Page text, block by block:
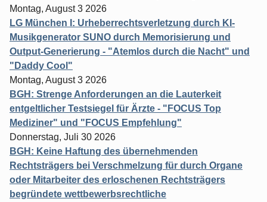
Montag, August 3 2026
LG München I: Urheberrechtsverletzung durch KI-
Musikgenerator SUNO durch Memorisierung und
Output-Generierung - "Atemlos durch die Nacht" und
"Daddy Cool"
Montag, August 3 2026
BGH: Strenge Anforderungen an die Lauterkeit
entgeltlicher Testsiegel für Ärzte - "FOCUS Top
Mediziner" und "FOCUS Empfehlung"
Donnerstag, Juli 30 2026
BGH: Keine Haftung des übernehmenden
Rechtsträgers bei Verschmelzung für durch Organe
oder Mitarbeiter des erloschenen Rechtsträgers
begründete wettbewerbsrechtliche